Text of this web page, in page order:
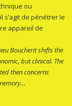
ou
s’agit de pénétrer le
appareil de
Boucherit shifts the
but clinical. The
then concerns